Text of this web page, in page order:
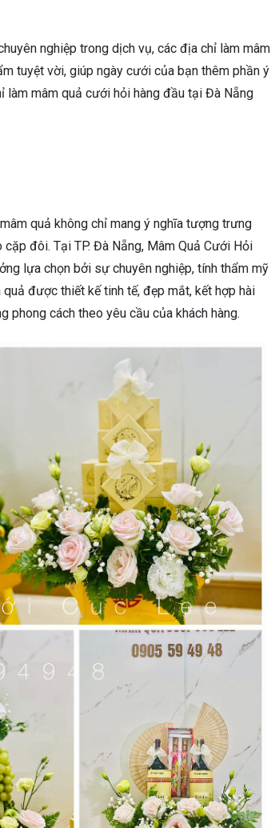
nghiệp trong dịch vụ, các địa chỉ làm mâm
tuyệt vời, giúp ngày cưới của bạn thêm phần ý
làm mâm quả cưới hỏi hàng đầu tại Đà Nẵng
quả không chỉ mang ý nghĩa tượng trưng
đôi. Tại TP. Đà Nẵng, Mâm Quả Cưới Hỏi
lựa chọn bởi sự chuyên nghiệp, tính thẩm mỹ
được thiết kế tinh tế, đẹp mắt, kết hợp hài
phong cách theo yêu cầu của khách hàng.